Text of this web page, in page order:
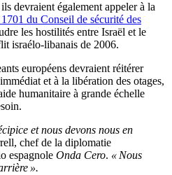
devraient également appeler à la
du Conseil de sécurité des
les hostilités entre Israël et le
israélo-libanais de 2006.
européens devraient réitérer
et à la libération des otages,
humanitaire à grande échelle
et nous devons nous en
chef de la diplomatie
espagnole Onda Cero. « Nous
».